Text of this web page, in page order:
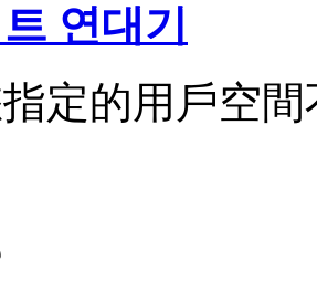
연대기
定的用戶空間